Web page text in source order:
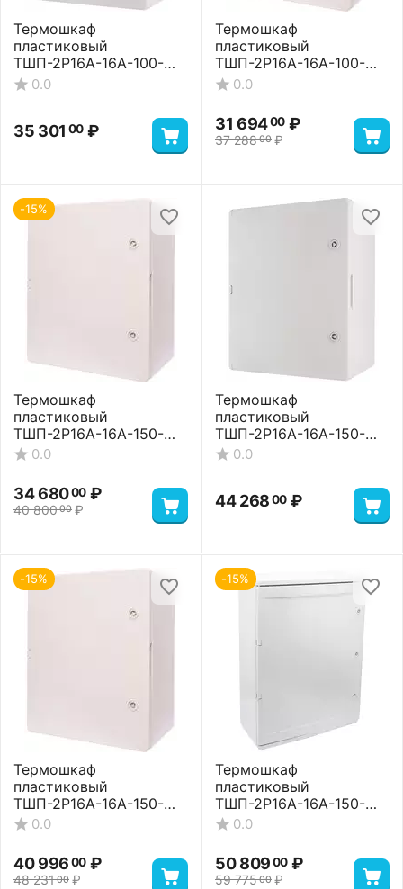
Термошкаф
пластиковый
ТШП-2P16A-16A-100-
604020 Premium
0.0
35 301 00 ₽
Термошкаф
пластиковый
ТШП-2P16A-16A-100-
604020 Standart
0.0
37 28800 ₽
31 69400 ₽
-15%
Термошкаф
пластиковый
ТШП-2P16A-16A-150-
705025 Basic
0.0
40 80000 ₽
34 68000 ₽
Термошкаф
пластиковый
ТШП-2P16A-16A-150-
705025 Premium
0.0
44 26800 ₽
-15%
Термошкаф
пластиковый
ТШП-2P16A-16A-150-
705025 Standart
0.0
48 23100 ₽
40 99600 ₽
-15%
Термошкаф
пластиковый
ТШП-2P16A-16A-150-
806026 Basic
0.0
59 77500 ₽
50 80900 ₽